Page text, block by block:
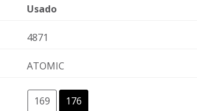
Usado
4871
ATOMIC
169 176